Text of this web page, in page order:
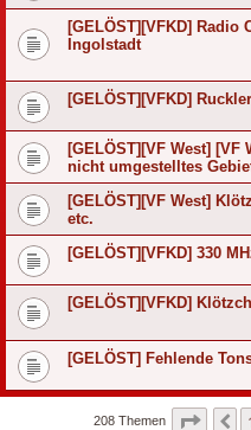
[GELÖST][VFKD] Radio
Ingolstadt
[GELÖST][VFKD]
[GELÖST][VF West]
nicht umgestelltes
[GELÖST][VF West]
etc.
[GELÖST][VFKD] 330
[GELÖST][VFKD]
[GELÖST] Fehlende
208 Themen Seite